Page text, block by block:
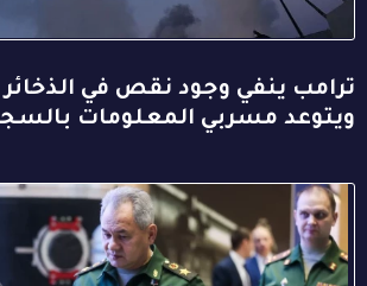
ترامب ينفي وجود نقص في الذخائر
ويتوعد مسربي المعلومات